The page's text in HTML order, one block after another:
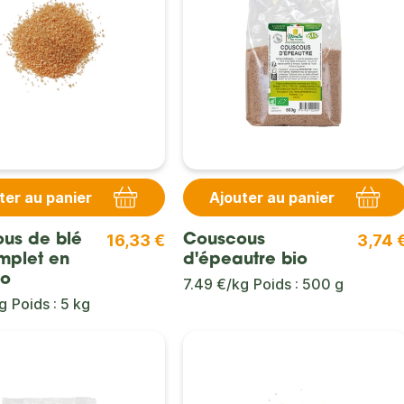
au panier
de blé
en
16,33 €
Poids : 5 kg
Ajouter au panier
Couscous
d'épeautre bio
3,74
7.49 €/kg Poids : 500 g